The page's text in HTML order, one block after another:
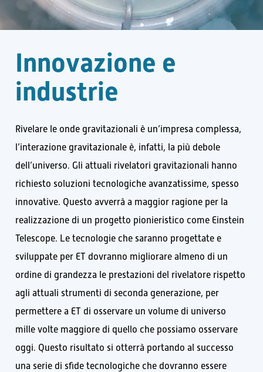
Innovazione e
industrie
Rivelare le onde gravitazionali è un’impresa complessa,
l’interazione gravitazionale è, infatti, la più debole
dell’universo. Gli attuali rivelatori gravitazionali hanno
richiesto soluzioni tecnologiche avanzatissime, spesso
innovative. Questo avverrà a maggior ragione per la
realizzazione di un progetto pionieristico come Einstein
Telescope. Le tecnologie che saranno progettate e
sviluppate per ET dovranno migliorare almeno di un
ordine di grandezza le prestazioni del rivelatore rispetto
agli attuali strumenti di seconda generazione, per
permettere a ET di osservare un volume di universo
mille volte maggiore di quello che possiamo osservare
oggi. Questo risultato si otterrà portando al successo
una serie di sfide tecnologiche che dovranno essere